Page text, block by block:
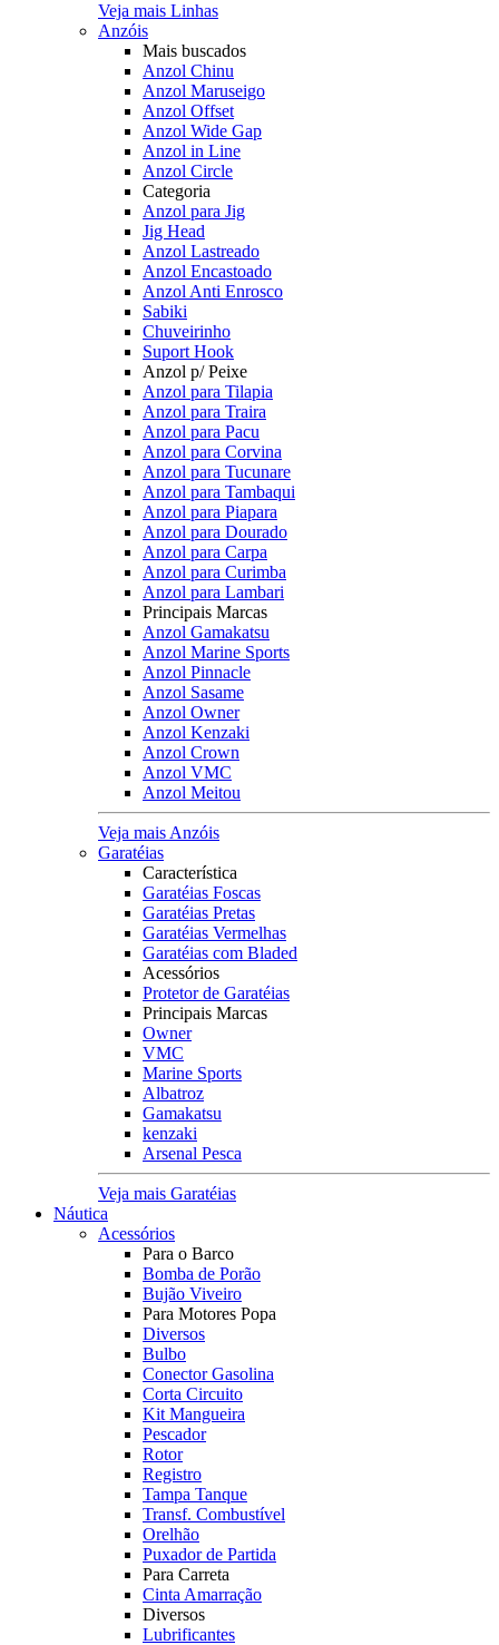
Veja mais Linhas
Anzóis
Mais buscados
Anzol Chinu
Anzol Maruseigo
Anzol Offset
Anzol Wide Gap
Anzol in Line
Anzol Circle
Categoria
Anzol para Jig
Jig Head
Anzol Lastreado
Anzol Encastoado
Anzol Anti Enrosco
Sabiki
Chuveirinho
Suport Hook
Anzol p/ Peixe
Anzol para Tilapia
Anzol para Traira
Anzol para Pacu
Anzol para Corvina
Anzol para Tucunare
Anzol para Tambaqui
Anzol para Piapara
Anzol para Dourado
Anzol para Carpa
Anzol para Curimba
Anzol para Lambari
Principais Marcas
Anzol Gamakatsu
Anzol Marine Sports
Anzol Pinnacle
Anzol Sasame
Anzol Owner
Anzol Kenzaki
Anzol Crown
Anzol VMC
Anzol Meitou
Veja mais Anzóis
Garatéias
Característica
Garatéias Foscas
Garatéias Pretas
Garatéias Vermelhas
Garatéias com Bladed
Acessórios
Protetor de Garatéias
Principais Marcas
Owner
VMC
Marine Sports
Albatroz
Gamakatsu
kenzaki
Arsenal Pesca
Veja mais Garatéias
Náutica
Acessórios
Para o Barco
Bomba de Porão
Bujão Viveiro
Para Motores Popa
Diversos
Bulbo
Conector Gasolina
Corta Circuito
Kit Mangueira
Pescador
Rotor
Registro
Tampa Tanque
Transf. Combustível
Orelhão
Puxador de Partida
Para Carreta
Cinta Amarração
Diversos
Lubrificantes